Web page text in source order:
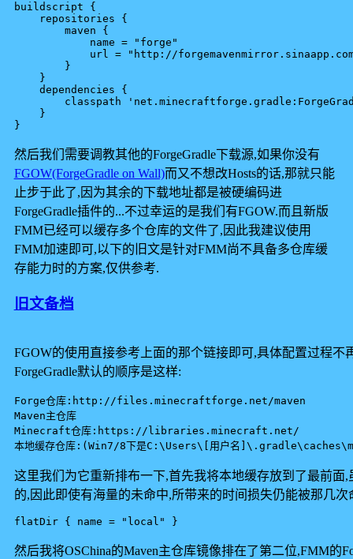
buildscript {
    repositories {
        maven {
            name = "forge"
url = "http://
        }
    }
    dependencies {
classpath
    }
}
然后我们需要调教其他的ForgeGradle下载源,如果你没有
FGOW(ForgeGradle on Wall)而又不想改Hosts的话,那就只能
止步于此了,因为其余的下载地址都是被硬编码进
ForgeGradle插件的...不过幸运的是我们有FGOW.而且新版
FMM已经可以缓存多个仓库的文件了,因此我建议使用
FMM加速即可,以下的旧文是针对FMM尚不具备多仓库缓
存能力时的方案,仅供参考.
旧文备档
FGOW的使用直接参考上面的那个链接即可,具体配置过程不
ForgeGradle默认的顺序是这样:
Forge仓库:http://files.minecraftforge.net/maven
Maven主仓库
Minecraft仓库:https://libraries.minecraft.net/
这里我们为它重新排布一下,首先我将本地缓存放到了最前
的,因此即使有海量的未命中,所带来的时间损失仍能被那几
flatDir { name = "local" }
然后我将OSChina的Maven主仓库镜像排在了第二位,FMM的